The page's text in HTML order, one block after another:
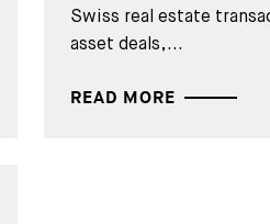
Swiss real estate
asset deals,...
READ MORE